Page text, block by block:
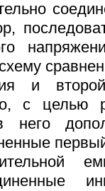
и
с целью
него